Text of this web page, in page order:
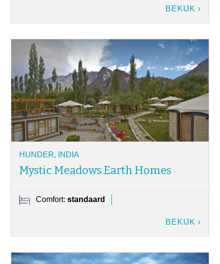
BEKIJK ›
HUNDER, INDIA
Mystic Meadows Earth Homes
Comfort:standaard
BEKIJK ›